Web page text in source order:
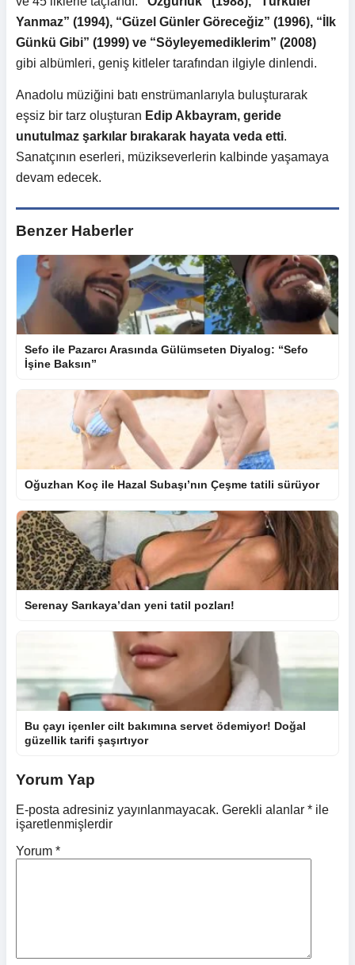
Yanmaz” (1994), “Güzel Günler Göreceğiz” (1996), “İlk
Günkü Gibi” (1999) ve “Söyleyemediklerim” (2008)
gibi albümleri, geniş kitleler tarafından ilgiyle dinlendi.
Anadolu müziğini batı enstrümanlarıyla buluşturarak
eşsiz bir tarz oluşturan Edip Akbayram, geride
unutulmaz şarkılar bırakarak hayata veda etti.
Sanatçının eserleri, müzikseverlerin kalbinde yaşamaya
devam edecek.
Benzer Haberler
Sefo ile Pazarcı Arasında Gülümseten Diyalog: “Sefo
İşine Baksın”
Oğuzhan Koç ile Hazal Subaşı’nın Çeşme tatili sürüyor
Serenay Sarıkaya’dan yeni tatil pozları!
Bu çayı içenler cilt bakımına servet ödemiyor! Doğal
güzellik tarifi şaşırtıyor
Yorum Yap
E-posta adresiniz yayınlanmayacak. Gerekli alanlar * ile
işaretlenmişlerdir
Yorum *